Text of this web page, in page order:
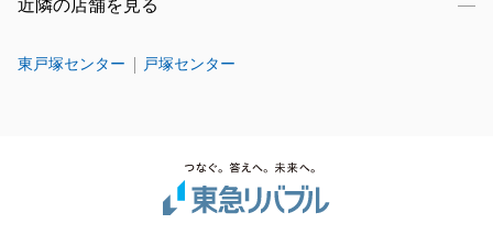
近隣の店舗を見る
東戸塚センター 戸塚センター